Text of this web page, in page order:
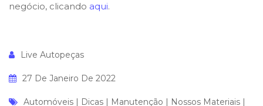
negócio, clicando aqui.
Live Autopeças
27 De Janeiro De 2022
Automóveis | Dicas | Manutenção | Nossos Materiais |